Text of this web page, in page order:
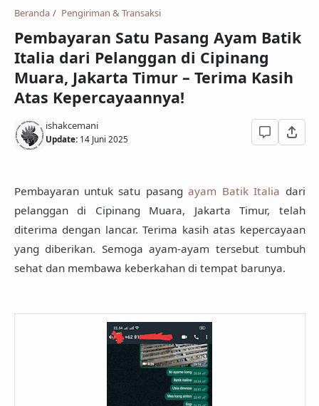
Privacy Policy
Feed
Beranda Pengiriman & Transaksi
Pembayaran Satu Pasang Ayam Batik
Italia dari Pelanggan di Cipinang
Muara, Jakarta Timur – Terima Kasih
Atas Kepercayaannya!
ishakcemani
Update: 14 Juni 2025
Pembayaran untuksatu pasangayam Batik Italia dari
pelanggan di Cipinang Muara, Jakarta Timur, telah
diterima dengan lancar. Terima kasih atas kepercayaan
yang diberikan. Semoga ayam-ayam tersebut tumbuh
sehat dan membawa keberkahan di tempat barunya.